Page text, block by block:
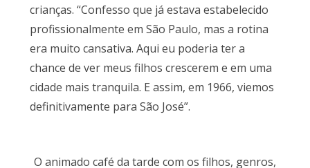
crianças. “Confesso que já estava estabelecido
profissionalmente em São Paulo, mas a rotina
era muito cansativa. Aqui eu poderia ter a
chance de ver meus filhos crescerem e em uma
cidade mais tranquila. E assim, em 1966, viemos
definitivamente para São José”.
O animado café da tarde com os filhos, genros,